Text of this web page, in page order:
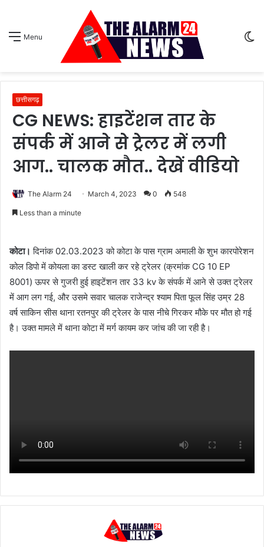
Menu
छत्तीसगढ़
CG NEWS: हाइटेंशन तार के
संपर्क में आने से ट्रेलर में लगी
आग.. चालक मौत.. देखें वीडियो
The Alarm 24 March 4, 2023 0 548
Less than a minute
कोटा। दिनांक 02.03.2023 को कोटा के पास ग्राम अमाली के शुभ कारपोरेशन
कोल डिपो में कोयला का डस्ट खाली कर रहे ट्रेलर (क्रमांक CG 10 EP
8001) ऊपर से गुजरी हुई हाइटेंशन तार 33 kv के संपर्क में आने से उक्त ट्रेलर
में आग लग गई, और उसमे सवार चालक राजेन्द्र श्याम पिता फूल सिंह उम्र 28
वर्ष साकिन सीस थाना रतनपुर की ट्रेलर के पास नीचे गिरकर मौके पर मौत हो गई
है। उक्त मामले में थाना कोटा में मर्ग कायम कर जांच की जा रही है।